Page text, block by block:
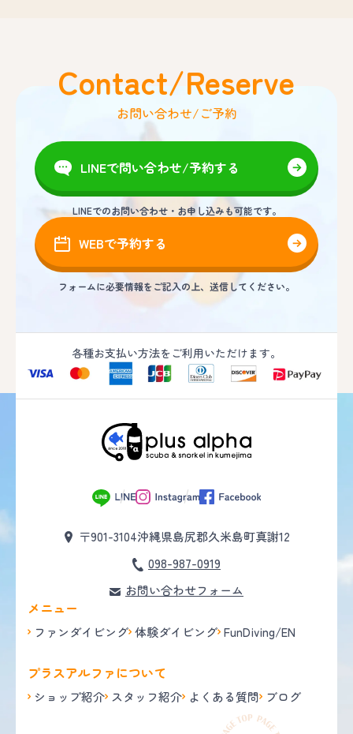
Contact/Reserve
お問い合わせ/ご予約
LINEで問い合わせ/予約する
LINEでのお問い合わせ・お申し込みも可能です。
WEBで予約する
フォームに必要情報をご記入の上、送信してください。
各種お支払い方法をご利用いただけます。
〒901-3104沖縄県島尻郡久米島町真謝12
098-987-0919
お問い合わせフォーム
メニュー
ファンダイビング 体験ダイビング FunDiving/EN
プラスアルファについて
ショップ紹介 スタッフ紹介 よくある質問 ブログ